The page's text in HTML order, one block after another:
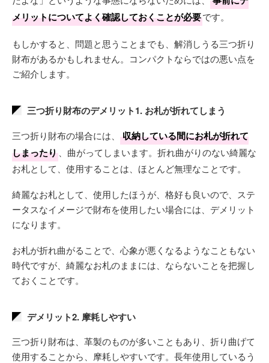
メリットについてよく確認しておくことが必要です。
もしかすると、問題と思うことまでも、解消しうる三つ折り
財布があるかもしれません。コンパクトならではの悪い点を
ご紹介します。
三つ折り財布のデメリット1. お札が折れてしまう
三つ折り財布の場合には、
収納している間にお札が折れて
しまったり 、曲がってしまいます。折れ曲がりのない綺麗な
お札として、使用することは、ほとんど無理なことです。
綺麗なお札として、使用したほうが、格好も良いので、ステ
ータスなイメージで財布を使用したい場合には、デメリット
になります。
お札が折れ曲がることで、心象が悪くなるようなこともない
時代ですが、綺麗なお札のままには、ならないことを把握し
ておくことです。
デメリット2. 摩耗しやすい
三つ折り財布は、革製のものが多いこともあり、折り曲げて
使用することから、摩耗しやすいです。長年使用しているう